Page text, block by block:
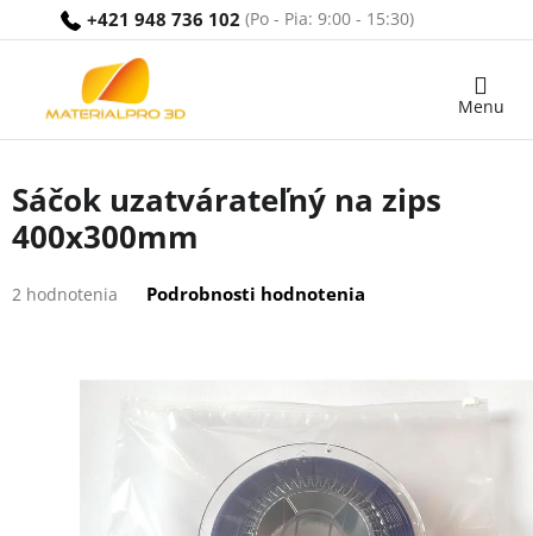
+421 948 736 102
Nákupný
Sáčok uzatvárateľný na zips
400x300mm
hodnotenie
2 hodnotenia Podrobnosti hodnotenia